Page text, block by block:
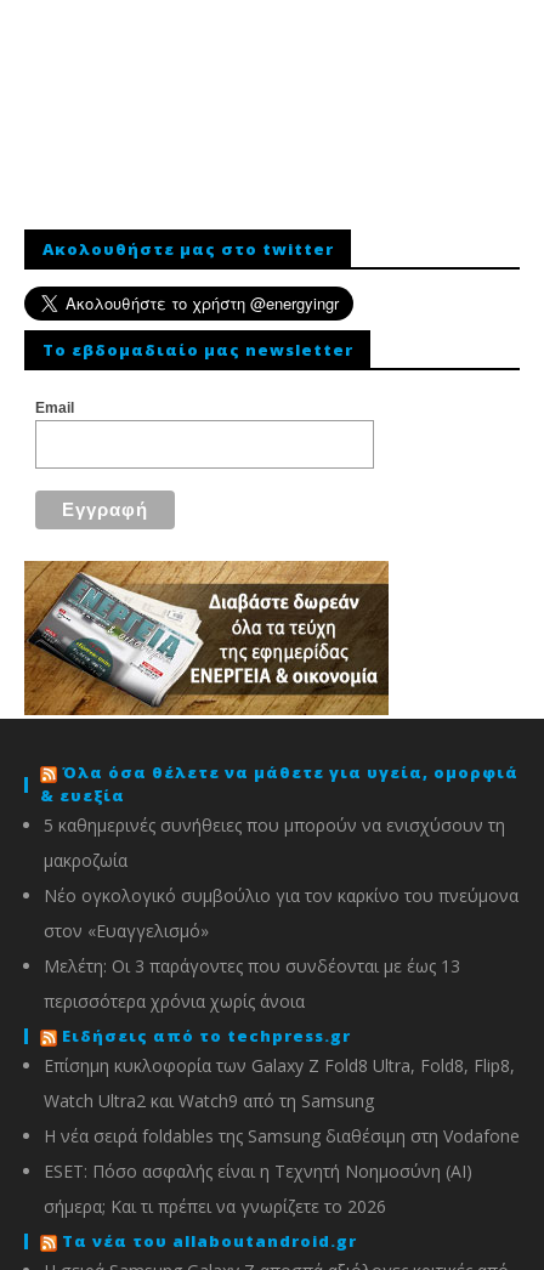
Ακολουθήστε μας στο twitter
To εβδομαδιαίο μας newsletter
Email
Όλα όσα θέλετε να μάθετε για υγεία, ομορφιά
& ευεξία
5 καθημερινές συνήθειες που μπορούν να ενισχύσουν τη
μακροζωία
Νέο ογκολογικό συμβούλιο για τον καρκίνο του πνεύμονα
στον «Ευαγγελισμό»
Μελέτη: Οι 3 παράγοντες που συνδέονται με έως 13
περισσότερα χρόνια χωρίς άνοια
Ειδήσεις από το techpress.gr
Επίσημη κυκλοφορία των Galaxy Z Fold8 Ultra, Fold8, Flip8,
Watch Ultra2 και Watch9 από τη Samsung
Η νέα σειρά foldables της Samsung διαθέσιμη στη Vodafone
ESET: Πόσο ασφαλής είναι η Τεχνητή Νοημοσύνη (AI)
σήμερα; Και τι πρέπει να γνωρίζετε το 2026
Τα νέα του allaboutandroid.gr